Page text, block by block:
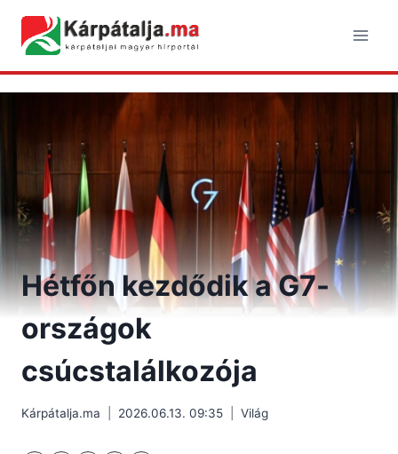
content
Hétfőn kezdődik a G7-
országok
csúcstalálkozója
Kárpátalja.ma 2026.06.13. 09:35 Világ